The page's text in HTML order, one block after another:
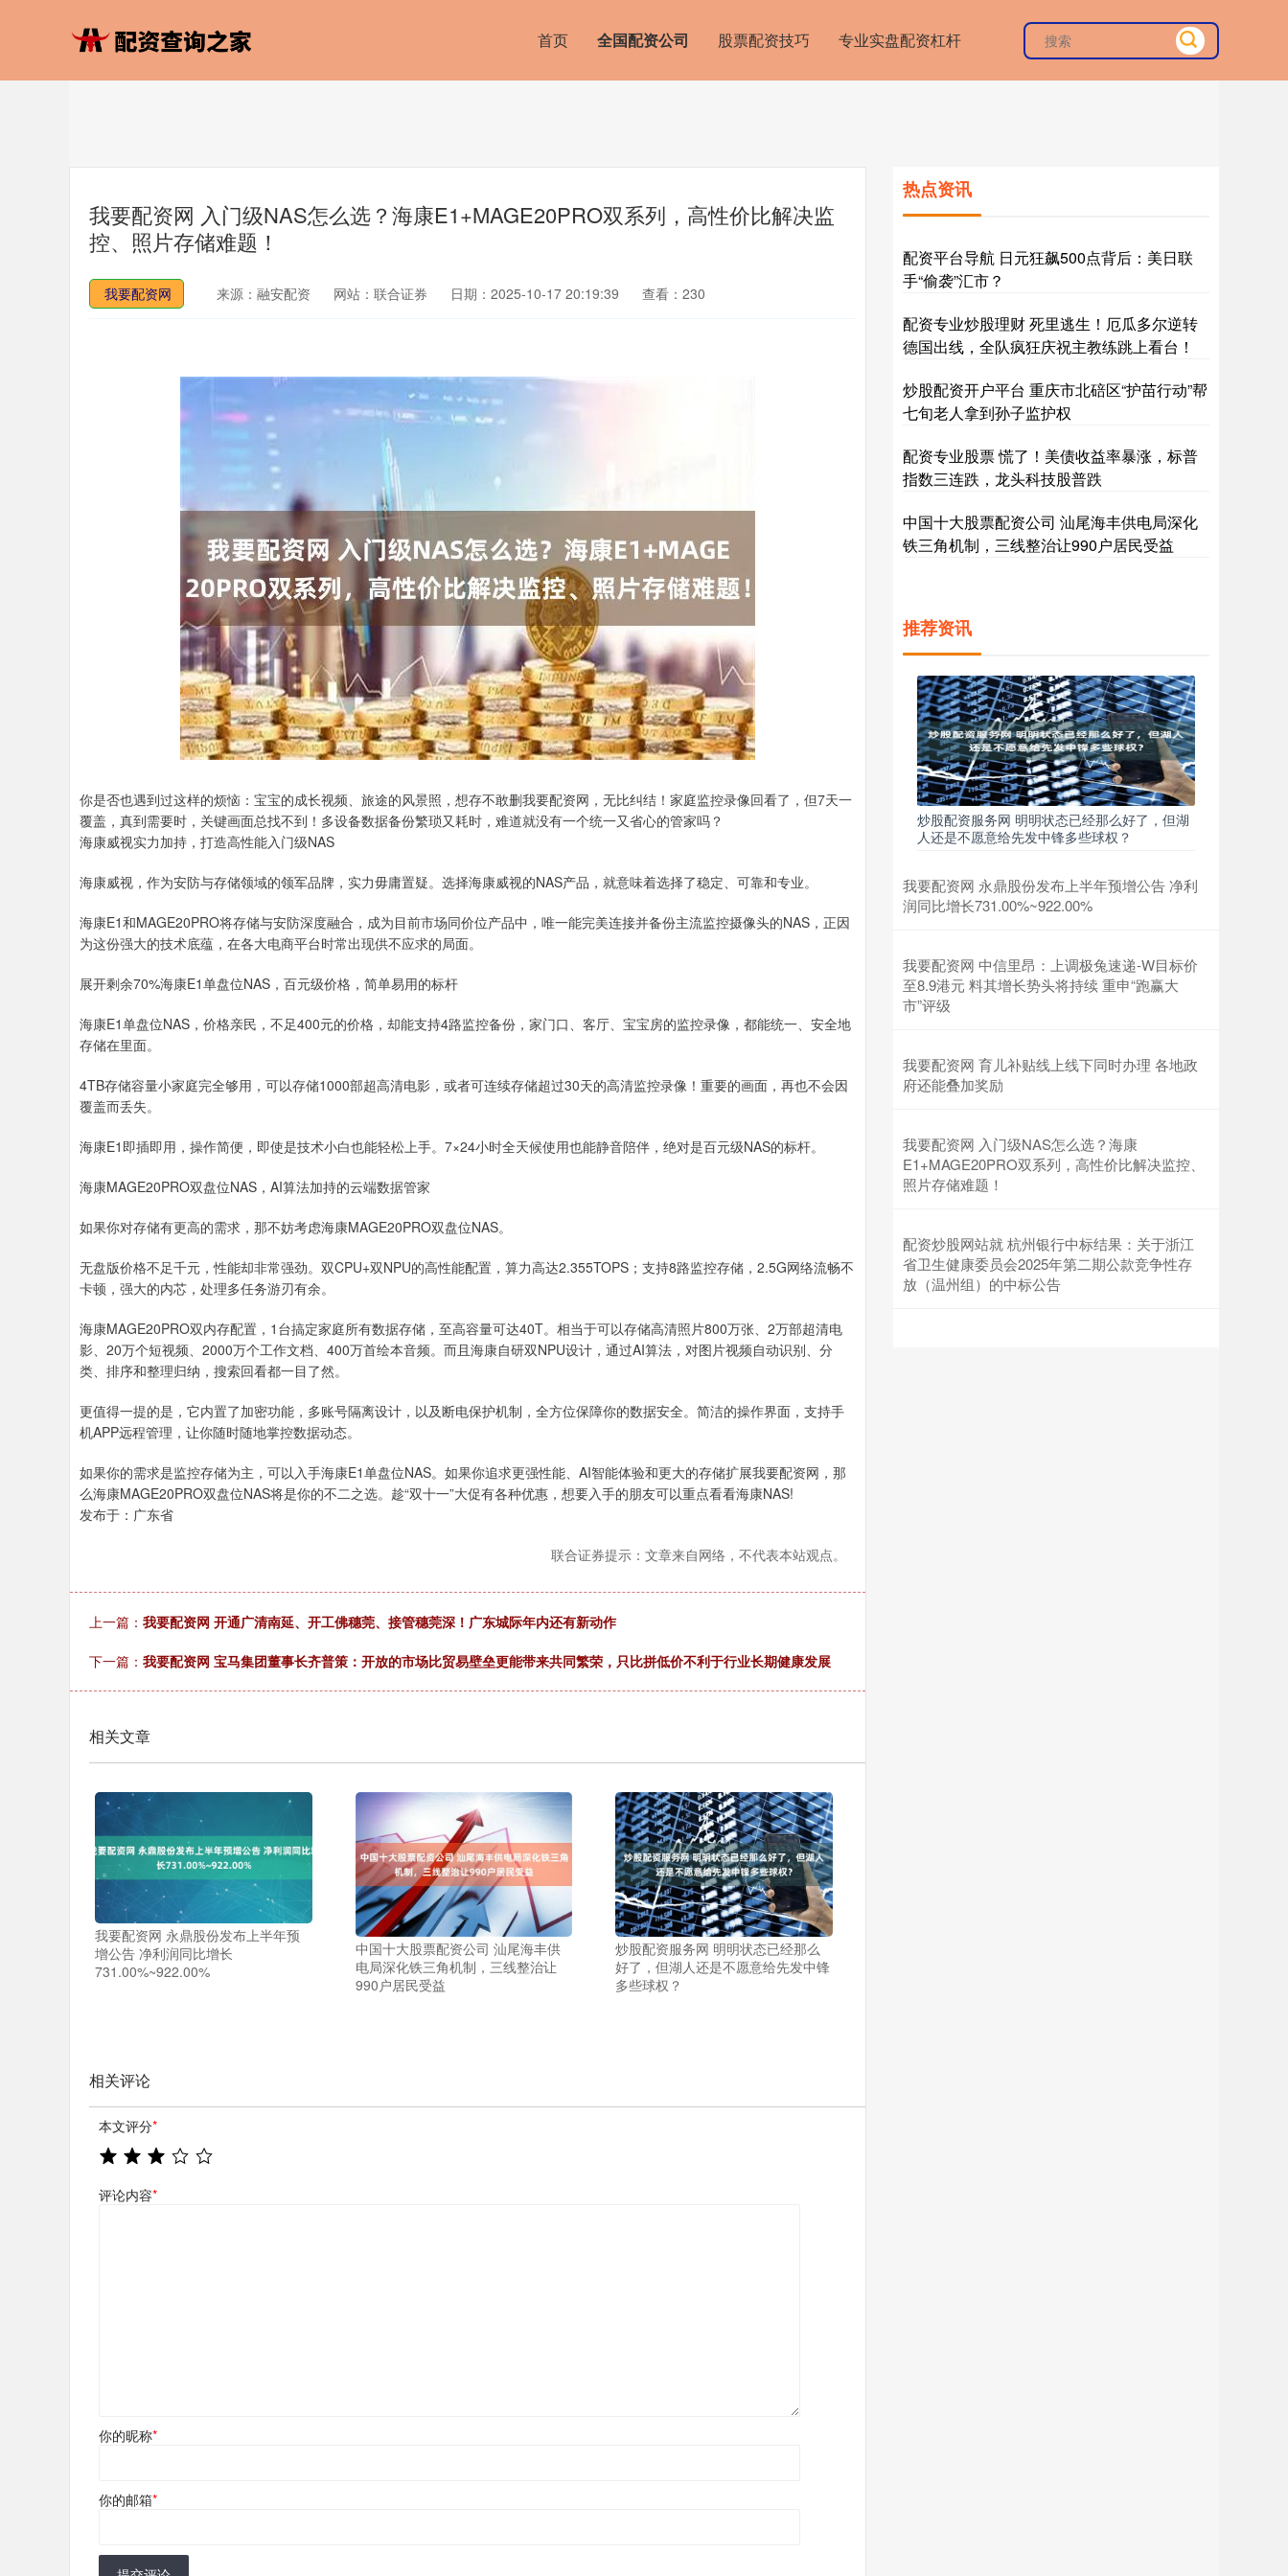
首页 全国配资公司 股票配资技巧 专业实盘配资杠杆
我要配资网 入门级NAS怎么选？海康E1+MAGE20PRO双系列，高性价比解决监
控、照片存储难题！
我要配资网 来源：融安配资 网站：联合证券 日期：2025-10-17 20:19:39 查看：230
你是否也遇到过这样的烦恼：宝宝的成长视频、旅途的风景照，想存不敢删我要配资网，无比纠结！家庭监控录像回看了，但7天一
覆盖，真到需要时，关键画面总找不到！多设备数据备份繁琐又耗时，难道就没有一个统一又省心的管家吗？
海康威视实力加持，打造高性能入门级NAS
海康威视，作为安防与存储领域的领军品牌，实力毋庸置疑。选择海康威视的NAS产品，就意味着选择了稳定、可靠和专业。
海康E1和MAGE20PRO将存储与安防深度融合，成为目前市场同价位产品中，唯一能完美连接并备份主流监控摄像头的NAS，正因
为这份强大的技术底蕴，在各大电商平台时常出现供不应求的局面。
展开剩余70%海康E1单盘位NAS，百元级价格，简单易用的标杆
海康E1单盘位NAS，价格亲民，不足400元的价格，却能支持4路监控备份，家门口、客厅、宝宝房的监控录像，都能统一、安全地
存储在里面。
4TB存储容量小家庭完全够用，可以存储1000部超高清电影，或者可连续存储超过30天的高清监控录像！重要的画面，再也不会因
覆盖而丢失。
海康E1即插即用，操作简便，即使是技术小白也能轻松上手。7×24小时全天候使用也能静音陪伴，绝对是百元级NAS的标杆。
海康MAGE20PRO双盘位NAS，AI算法加持的云端数据管家
如果你对存储有更高的需求，那不妨考虑海康MAGE20PRO双盘位NAS。
无盘版价格不足千元，性能却非常强劲。双CPU+双NPU的高性能配置，算力高达2.355TOPS；支持8路监控存储，2.5G网络流畅不
卡顿，强大的内芯，处理多任务游刃有余。
海康MAGE20PRO双内存配置，1台搞定家庭所有数据存储，至高容量可达40T。相当于可以存储高清照片800万张、2万部超清电
影、20万个短视频、2000万个工作文档、400万首绘本音频。而且海康自研双NPU设计，通过AI算法，对图片视频自动识别、分
类、排序和整理归纳，搜索回看都一目了然。
更值得一提的是，它内置了加密功能，多账号隔离设计，以及断电保护机制，全方位保障你的数据安全。简洁的操作界面，支持手
机APP远程管理，让你随时随地掌控数据动态。
如果你的需求是监控存储为主，可以入手海康E1单盘位NAS。如果你追求更强性能、AI智能体验和更大的存储扩展我要配资网，那
么海康MAGE20PRO双盘位NAS将是你的不二之选。趁“双十一”大促有各种优惠，想要入手的朋友可以重点看看海康NAS!
发布于：广东省
联合证券提示：文章来自网络，不代表本站观点。
上一篇： 我要配资网 开通广清南延、开工佛穗莞、接管穗莞深！广东城际年内还有新动作
下一篇： 我要配资网 宝马集团董事长齐普策：开放的市场比贸易壁垒更能带来共同繁荣，只比拼低价不利于行业长期健康发展
相关文章
我要配资网 永鼎股份发布上半年预
增公告 净利润同比增长
731.00%~922.00%
中国十大股票配资公司 汕尾海丰供
电局深化铁三角机制，三线整治让
990户居民受益
炒股配资服务网 明明状态已经那么
好了，但湖人还是不愿意给先发中锋
多些球权？
相关评论
本文评分*
评论内容*
你的昵称*
你的邮箱*
热点资讯
配资平台导航 日元狂飙500点背后：美日联
手“偷袭”汇市？
配资专业炒股理财 死里逃生！厄瓜多尔逆转
德国出线，全队疯狂庆祝主教练跳上看台！
炒股配资开户平台 重庆市北碚区“护苗行动”帮
七旬老人拿到孙子监护权
配资专业股票 慌了！美债收益率暴涨，标普
指数三连跌，龙头科技股普跌
中国十大股票配资公司 汕尾海丰供电局深化
铁三角机制，三线整治让990户居民受益
推荐资讯
炒股配资服务网 明明状态已经那么好了，但湖
人还是不愿意给先发中锋多些球权？
我要配资网 永鼎股份发布上半年预增公告 净利
润同比增长731.00%~922.00%
我要配资网 中信里昂：上调极兔速递-W目标价
至8.9港元 料其增长势头将持续 重申“跑赢大
市”评级
我要配资网 育儿补贴线上线下同时办理 各地政
府还能叠加奖励
我要配资网 入门级NAS怎么选？海康
E1+MAGE20PRO双系列，高性价比解决监控、
照片存储难题！
配资炒股网站就 杭州银行中标结果：关于浙江
省卫生健康委员会2025年第二期公款竞争性存
放（温州组）的中标公告